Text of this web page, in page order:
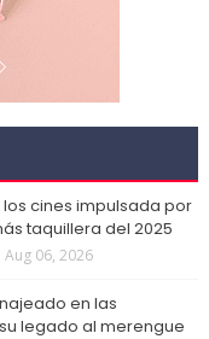
los cines impulsada por
taquillera del 2025
Aug 06, 2026
en las
legado al merengue